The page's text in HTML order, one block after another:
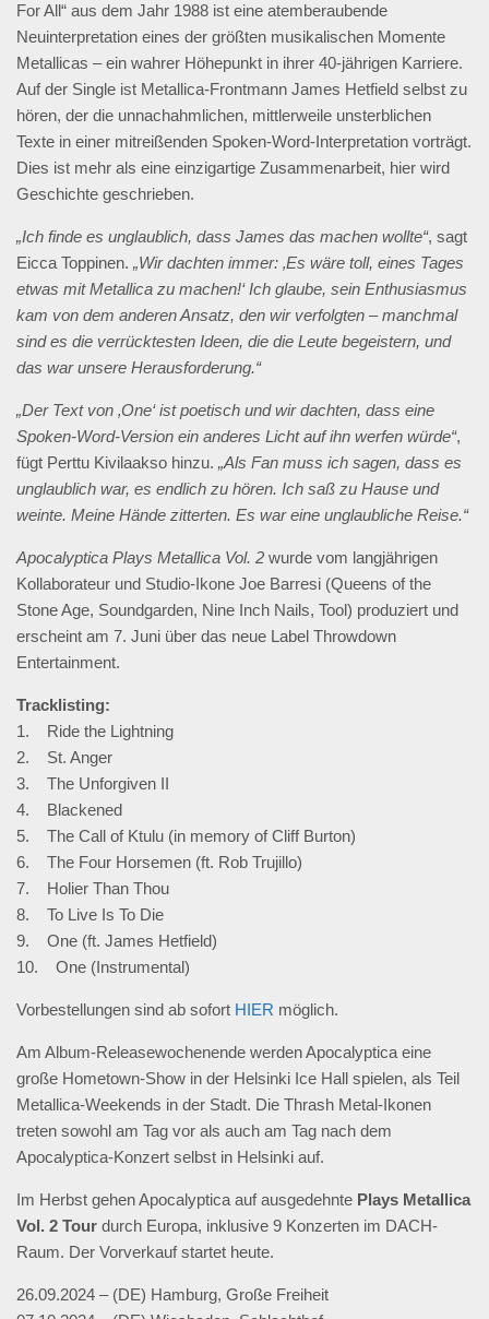
For All“ aus dem Jahr 1988 ist eine atemberaubende
Neuinterpretation eines der größten musikalischen Momente
Metallicas – ein wahrer Höhepunkt in ihrer 40-jährigen Karriere.
Auf der Single ist Metallica-Frontmann James Hetfield selbst zu
hören, der die unnachahmlichen, mittlerweile unsterblichen
Texte in einer mitreißenden Spoken-Word-Interpretation vorträgt.
Dies ist mehr als eine einzigartige Zusammenarbeit, hier wird
Geschichte geschrieben.
„Ich finde es unglaublich, dass James das machen wollte“, sagt
Eicca Toppinen. „Wir dachten immer: ‚Es wäre toll, eines Tages
etwas mit Metallica zu machen!‘ Ich glaube, sein Enthusiasmus
kam von dem anderen Ansatz, den wir verfolgten – manchmal
sind es die verrücktesten Ideen, die die Leute begeistern, und
das war unsere Herausforderung.“
„Der Text von ‚One‘ ist poetisch und wir dachten, dass eine
Spoken-Word-Version ein anderes Licht auf ihn werfen würde“,
fügt Perttu Kivilaakso hinzu. „Als Fan muss ich sagen, dass es
unglaublich war, es endlich zu hören. Ich saß zu Hause und
weinte. Meine Hände zitterten. Es war eine unglaubliche Reise.“
Apocalyptica Plays Metallica Vol. 2 wurde vom langjährigen
Kollaborateur und Studio-Ikone Joe Barresi (Queens of the
Stone Age, Soundgarden, Nine Inch Nails, Tool) produziert und
erscheint am 7. Juni über das neue Label Throwdown
Entertainment.
Tracklisting:
1. Ride the Lightning
2. St. Anger
3. The Unforgiven II
4. Blackened
5. The Call of Ktulu (in memory of Cliff Burton)
6. The Four Horsemen (ft. Rob Trujillo)
7. Holier Than Thou
8. To Live Is To Die
9. One (ft. James Hetfield)
10. One (Instrumental)
Vorbestellungen sind ab sofort HIER möglich.
Am Album-Releasewochenende werden Apocalyptica eine
große Hometown-Show in der Helsinki Ice Hall spielen, als Teil
Metallica-Weekends in der Stadt. Die Thrash Metal-Ikonen
treten sowohl am Tag vor als auch am Tag nach dem
Apocalyptica-Konzert selbst in Helsinki auf.
Im Herbst gehen Apocalyptica auf ausgedehnte Plays Metallica
Vol. 2 Tour durch Europa, inklusive 9 Konzerten im DACH-
Raum. Der Vorverkauf startet heute.
26.09.2024 – (DE) Hamburg, Große Freiheit